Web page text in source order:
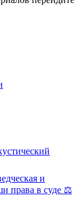
и
права в суде ⚖️